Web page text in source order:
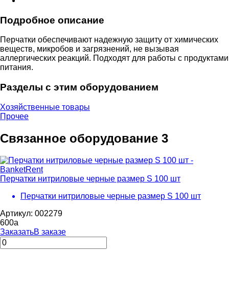
Подробное описание
Перчатки обеспечивают надежную защиту от химических
веществ, микробов и загрязнений, не вызывая
аллергических реакций. Подходят для работы с продуктами
питания.
Разделы с этим оборудованием
Хозяйственные товары
Прочее
Связанное оборудование 3
Перчатки нитриловые черные размер S 100 шт
Перчатки нитриловые черные размер S 100 шт
Артикул: 002279
600a
ЗаказатьВ заказе